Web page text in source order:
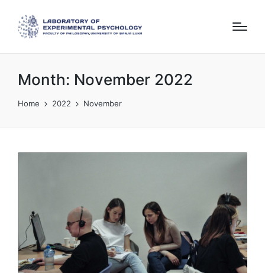
Month: November 2022
Home 2022 November